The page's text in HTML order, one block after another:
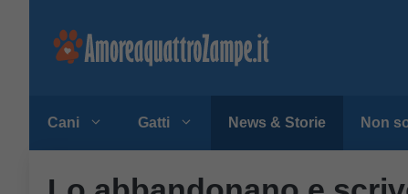
Cani Gatti News & Storie Non